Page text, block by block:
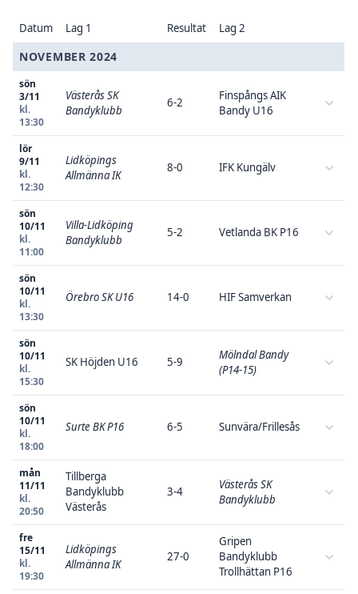
Datum Lag 1 Resultat Lag 2
NOVEMBER 2024
sön
3/11
kl.
13:30
Västerås SK
Bandyklubb
6-2
Finspångs AIK
Bandy U16
lör
9/11
kl.
12:30
Lidköpings
Allmänna IK
8-0 IFK Kungälv
sön
10/11
kl.
11:00
Villa-Lidköping
Bandyklubb
5-2 Vetlanda BK P16
sön
10/11
kl.
13:30
Örebro SK U16 14-0 HIF Samverkan
sön
10/11
kl.
15:30
SK Höjden U16 5-9
Mölndal Bandy
(P14-15)
sön
10/11
kl.
18:00
Surte BK P16 6-5 Sunvära/Frillesås
mån
11/11
kl.
20:50
Tillberga
Bandyklubb
Västerås
3-4
Västerås SK
Bandyklubb
fre
15/11
kl.
19:30
Lidköpings
Allmänna IK
27-0
Gripen
Bandyklubb
Trollhättan P16